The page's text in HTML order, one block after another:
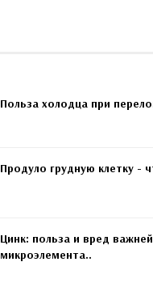
Польза холодца при
Продуло грудную клетку -
Цинк: польза и вред
микроэлемента..